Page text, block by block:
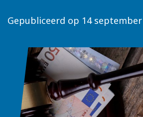
Gepubliceerd op 14 september